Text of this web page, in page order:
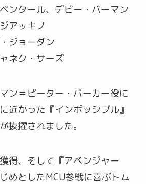
ンタール、デビー・バーマン
アッキノ
ジョーダン
ネク・サーズ
ン＝ピーター・パーカー役に
近かった『インポッシブル』
抜擢されました。
得、そして『アベンジャー
めとしたMCU参戦に喜ぶトム